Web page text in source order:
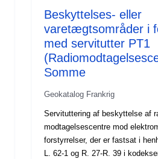
Beskyttelses- eller
varetægtsområder i
med servitutter PT1
Somme
Geokatalog Frankrig
Servituttering af beskyttelse af
modtagelsescentre mod
forstyrrelser, der er fastsat i
L. 62-1 og R. 27-R. 39 i